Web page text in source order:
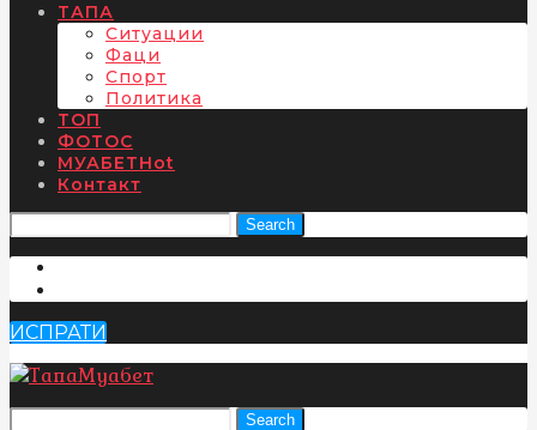
ТАПА
Ситуации
Фаци
Спорт
Политика
ТОП
ФОТОС
МУАБЕТHot
Контакт
Search
ИСПРАТИ
Search